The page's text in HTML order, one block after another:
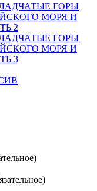
ГОРЫ
МОРЯ И
2
ГОРЫ
МОРЯ И
3